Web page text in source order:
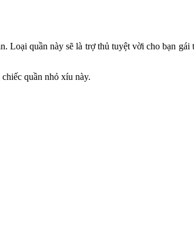
Loại quần này sẽ là trợ thủ tuyệt vời cho bạn
quần nhỏ xíu này.